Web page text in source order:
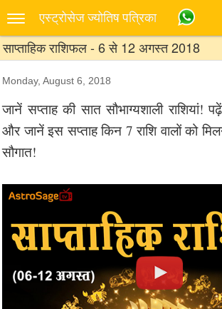
एस्‍ट्रोसेज ज्‍योतिष पत्रिका
साप्ताहिक राशिफल - 6 से 12 अगस्त 2018
Monday, August 6, 2018
जानें सप्ताह की सात सौभाग्यशाली राशियां!
और जानें इस सप्ताह किन 7 राशि वालों को
सौगात!